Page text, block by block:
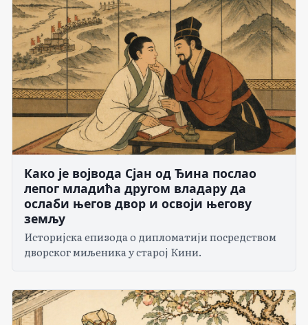
Како је војвода Сјан од Ђина послао
лепог младића другом владару да
ослаби његов двор и освоји његову
земљу
Историјска епизода о дипломатији посредством
дворског миљеника у старој Кини.